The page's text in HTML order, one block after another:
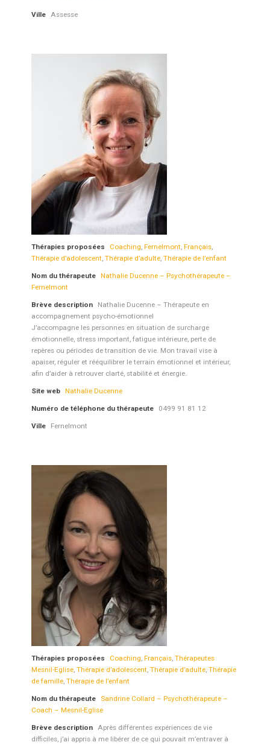
Ville Assesse
Nom du thérapeute Nathalie Ducenne – Psychothérapeute –
Fernelmont
Thérapies proposées Coaching, Fernelmont, Français,
Thérapie d’adolescent, Thérapie d’adulte, Thérapie de l’enfant
Brève description
Nathalie Ducenne – Thérapeute en
accompagnement psycho-émotionnel
J’accompagne les personnes en situation de surcharge
émotionnelle, stress important, fatigue intérieure, perte de
repères ou périodes de transition de vie. Mon travail vise à
apaiser, réguler et rééquilibrer le terrain émotionnel et intérieur,
afin d’aider à retrouver clarté, stabilité et énergie.
Site web Nathalie Ducenne
Numéro de téléphone du thérapeute 0499 91 81 12
Ville Fernelmont
Nom du thérapeute
Sandrine Collard – Psychothérapeute –
Coach – Mesnil-Eglise
Thérapies proposées Coaching, Français, Thérapeutes
Mesnil-Eglise, Thérapie d’adolescent, Thérapie d’adulte, Thérapie
de famille, Thérapie de l’enfant
Brève description Après différentes expériences de vie
difficiles, j’ai appris à me libérer de ce qui pouvait m’entraver à